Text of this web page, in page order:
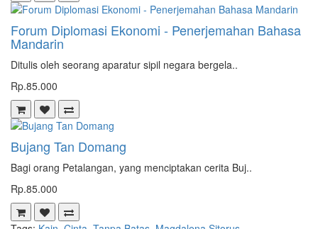
Forum Diplomasi Ekonomi - Penerjemahan Bahasa
Mandarin
Ditulis oleh seorang aparatur sipil negara bergela..
Rp.85.000
Bujang Tan Domang
Bagi orang Petalangan, yang menciptakan cerita Buj..
Rp.85.000